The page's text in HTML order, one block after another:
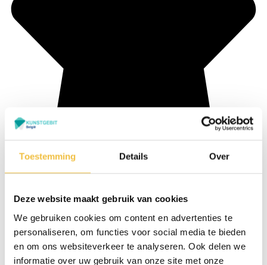
Toestemming Details Over
Deze website maakt gebruik van cookies
We gebruiken cookies om content en advertenties te
personaliseren, om functies voor social media te bieden
en om ons websiteverkeer te analyseren. Ook delen we
informatie over uw gebruik van onze site met onze